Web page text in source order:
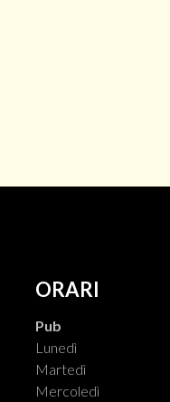
ORARI
Pub
Lunedì
Martedì
Mercoledì